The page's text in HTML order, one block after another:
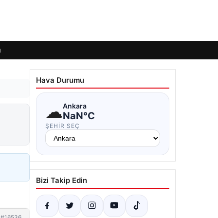
Hava Durumu
☁Ankara
NaN°C
ŞEHIR SEÇ
Bizi Takip Edin